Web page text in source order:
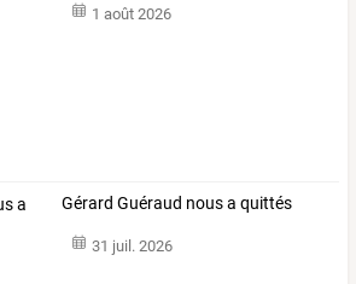
1 août 2026
Gérard Guéraud nous a quittés
31 juil. 2026